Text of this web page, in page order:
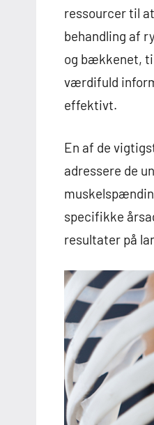
ressourcer til
behandling af
og bækkenet,
værdifuld
effektivt.
En af de
adressere de
specifikke
resultater på